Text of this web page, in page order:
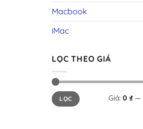
Macbook
iMac
LỌC THEO GIÁ
Giá
tối
thiểu
Giá
tối
đa
LỌC Giá: 0 ₫—